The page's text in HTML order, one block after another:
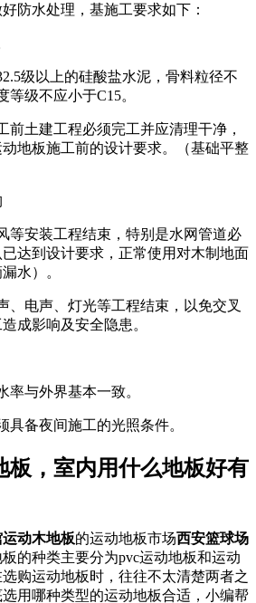
防水处理，基施工要求如下：
级以上的硅酸盐水泥，骨料粒径不
等级不应小于C15。
前土建工程必须完工并应清理干净，
地板施工前的设计要求。（基础平整
等安装工程结束，特别是水网管道必
达到设计要求，正常使用对木制地面
水）。
、电声、灯光等工程结束，以免交叉
成影响及安全隐患。
率与外界基本一致。
具备夜间施工的光照条件。
板，室内用什么地板好有
动木地板的运动地板市场西安篮球场
板的种类主要分为pvc运动地板和运动
购运动地板时，往往不太清楚两者之
用哪种类型的运动地板合适，小编帮